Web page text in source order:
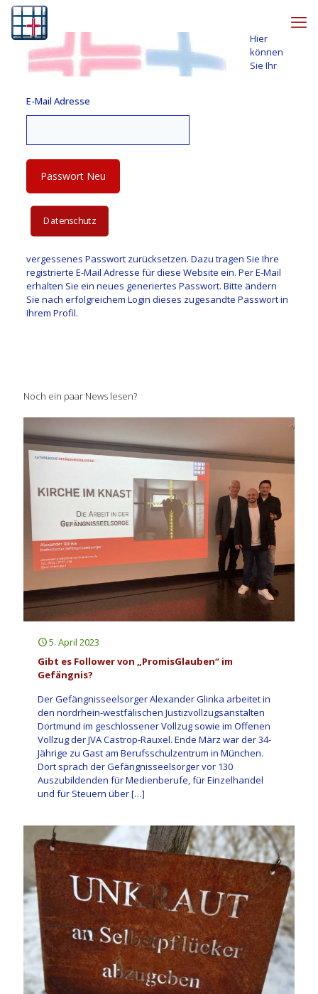
E-Mail Adresse
Datenschutz
Hier
können
Sie Ihr
vergessenes Passwort zurücksetzen. Dazu tragen Sie Ihre
registrierte E-Mail Adresse für diese Website ein. Per E-Mail
erhalten Sie ein neues generiertes Passwort. Bitte ändern
Sie nach erfolgreichem Login dieses zugesandte Passwort in
Ihrem Profil.
Noch ein paar News lesen?
5. April 2023
Gibt es Follower von „PromisGlauben“ im
Gefängnis?
Der Gefängnisseelsorger Alexander Glinka arbeitet in
den nordrhein-westfälischen Justizvollzugsanstalten
Dortmund im geschlossener Vollzug sowie im Offenen
Vollzug der JVA Castrop-Rauxel. Ende März war der 34-
Jährige zu Gast am Berufsschulzentrum in München.
Dort sprach der Gefängnisseelsorger vor 130
Auszubildenden für Medienberufe, für Einzelhandel
und für Steuern über[…]